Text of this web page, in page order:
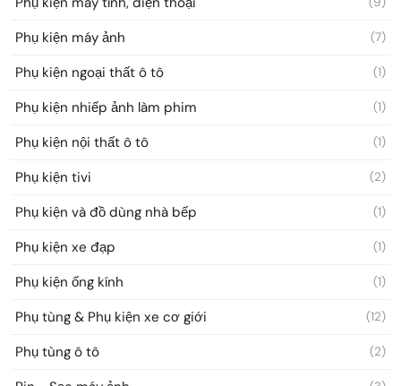
Phụ kiện máy ảnh (7)
Phụ kiện ngoại thất ô tô (1)
Phụ kiện nhiếp ảnh làm phim (1)
Phụ kiện nội thất ô tô (1)
Phụ kiện tivi (2)
Phụ kiện và đồ dùng nhà bếp (1)
Phụ kiện xe đạp (1)
Phụ kiện ống kính (1)
Phụ tùng & Phụ kiện xe cơ giới (12)
Phụ tùng ô tô (2)